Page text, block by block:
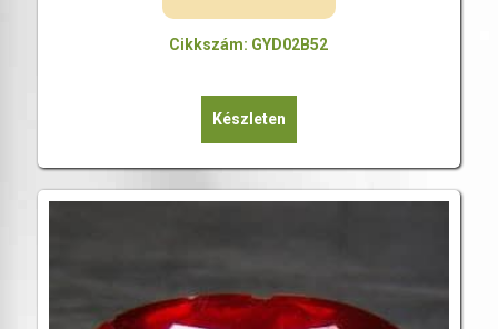
Cikkszám: GYD02B52
Készleten